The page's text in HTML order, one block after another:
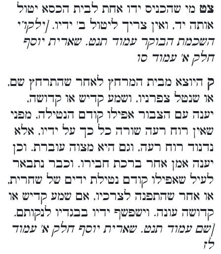
צט מי שהכניס ידו אחת לבית הכסא יטול
אותה יד, ואין צריך ליטול ב' ידיו.[ילקו’י
השכמת הבוקר עמוד תנט. שארית יוסף
חלק א' עמוד סו
ק היוצא מבית המרחץ לאחר שהתרחץ שם,
או שנטל צפרניו, ושמע קדיש או קדושה,
יענה עם הצבור אפילו קודם הנטילה, מפני
שאין רוח רעה שורה כל כך על ידיו, אלא
נדנוד רוח רעה, וגם היא מצוה עוברת. וכן
יענה אמן אחר ברכת חבירו. וכבר נתבאר
לעיל שאפילו קודם נטילת ידים של שחרית,
או אחר שהתפנה לצרכיו, אם שמע קדיש או
קדושה עונה. וישפשף ידיו בבגדיו לנקותם.
[שם עמוד תנט. שארית יוסף חלק א' עמוד
לז